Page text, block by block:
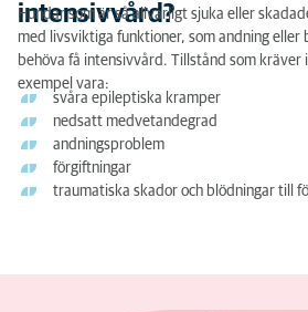
intensivvård?
Hundar som är så allvarligt sjuka eller
med livsviktiga funktioner, som andning eller
behöva få intensivvård. Tillstånd som kräver
exempel vara:
svåra epileptiska kramper
nedsatt medvetandegrad
andningsproblem
förgiftningar
traumatiska skador och blödningar till